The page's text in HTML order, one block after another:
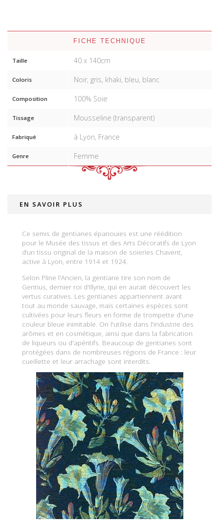
FICHE TECHNIQUE
Taille 40 x 140cm
Coloris Noir, gris, khaki, bleu, blanc
Composition 100% Soie
Tissage Mousseline (transparent)
Fabriqué à Lyon, France
Genre Femme
EN SAVOIR PLUS
Ce semis de gentianes épanouies est une réédition
pour le Musée des tissus et des Arts Décoratifs de Lyon
d’un tissu original de la maison de soieries Chavent,
active à Lyon, entre 1914 et 1924.
Selon Pline l'Ancien, la gentiane tire son nom de
Gentius, dernier roi d'Illyrie, qui en aurait découvert les
vertus curatives. Les gentianes appartiennent avant
tout au monde sauvage, mais certaines espèces sont
cultivées pour leurs fleurs en forme de trompette d'une
couleur bleue inimitable. On l'utilise dans l'industrie des
arômes et en cosmétique, ainsi que dans la fabrication
de liqueurs ou d'apéritifs. Beaucoup de gentianes sont
protégées dans de nombreuses régions de France : leur
cueillette et leur arrachage sont interdits.